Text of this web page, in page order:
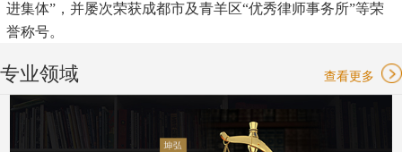
进集体”，并屡次荣获成都市及青羊区“优秀律师事务所”等荣
誉称号。
专业领域 查看更多